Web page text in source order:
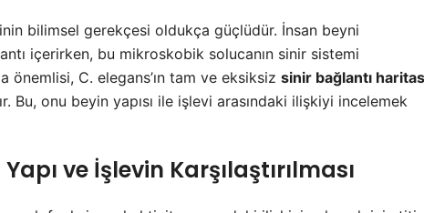
bilimsel gerekçesi oldukça güçlüdür. İnsan beyni
içerirken, bu mikroskobik solucanın sinir sistemi
önemlisi, C. elegans’ın tam ve eksiksiz sinir bağlantı
Bu, onu beyin yapısı ile işlevi arasındaki ilişkiyi incelemek
ve İşlevin Karşılaştırılması